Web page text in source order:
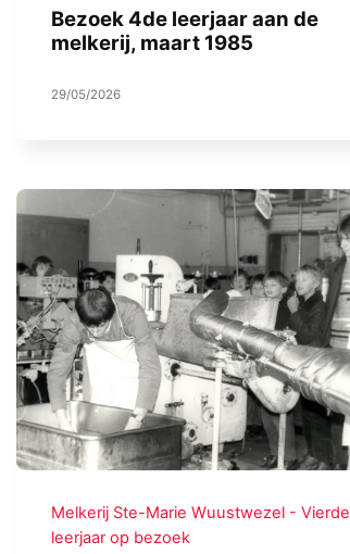
Bezoek 4de leerjaar aan de
melkerij, maart 1985
29/05/2026
Melkerij Ste-Marie Wuustwezel - Vierde
leerjaar op bezoek